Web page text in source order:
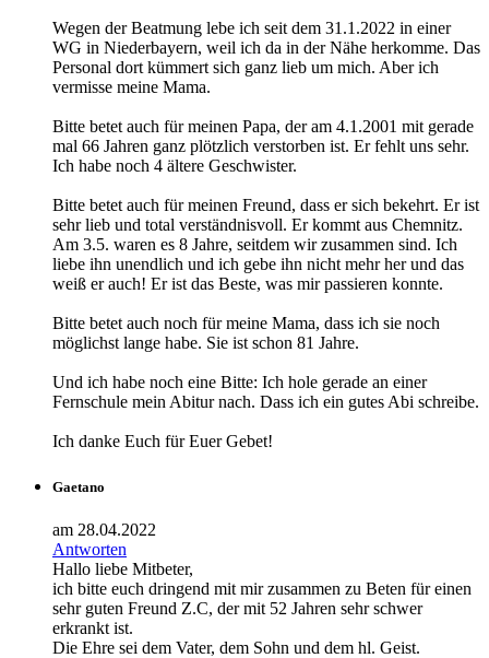
Wegen der Beatmung lebe ich seit dem 31.1.2022 in einer
WG in Niederbayern, weil ich da in der Nähe herkomme. Das
Personal dort kümmert sich ganz lieb um mich. Aber ich
vermisse meine Mama.
Bitte betet auch für meinen Papa, der am 4.1.2001 mit gerade
mal 66 Jahren ganz plötzlich verstorben ist. Er fehlt uns sehr.
Ich habe noch 4 ältere Geschwister.
Bitte betet auch für meinen Freund, dass er sich bekehrt. Er ist
sehr lieb und total verständnisvoll. Er kommt aus Chemnitz.
Am 3.5. waren es 8 Jahre, seitdem wir zusammen sind. Ich
liebe ihn unendlich und ich gebe ihn nicht mehr her und das
weiß er auch! Er ist das Beste, was mir passieren konnte.
Bitte betet auch noch für meine Mama, dass ich sie noch
möglichst lange habe. Sie ist schon 81 Jahre.
Und ich habe noch eine Bitte: Ich hole gerade an einer
Fernschule mein Abitur nach. Dass ich ein gutes Abi schreibe.
Ich danke Euch für Euer Gebet!
Gaetano
am 28.04.2022
Antworten
Hallo liebe Mitbeter,
ich bitte euch dringend mit mir zusammen zu Beten für einen
sehr guten Freund Z.C, der mit 52 Jahren sehr schwer
erkrankt ist.
Die Ehre sei dem Vater, dem Sohn und dem hl. Geist.